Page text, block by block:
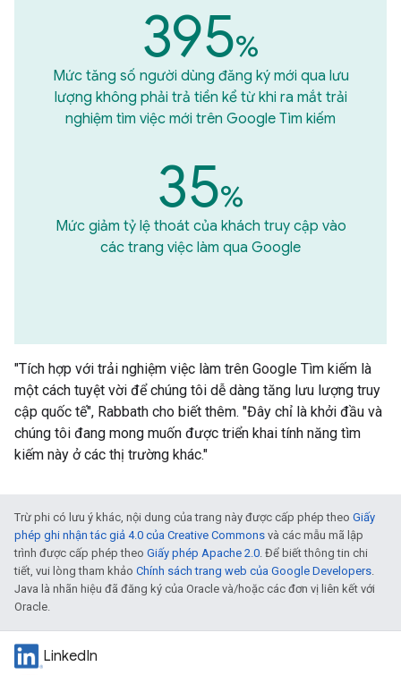
395%
Mức tăng số người dùng đăng ký mới qua lưu
lượng không phải trả tiền kể từ khi ra mắt trải
nghiệm tìm việc mới trên Google Tìm kiếm
35%
Mức giảm tỷ lệ thoát của khách truy cập vào
các trang việc làm qua Google
"Tích hợp với trải nghiệm việc làm trên Google Tìm kiếm là
một cách tuyệt vời để chúng tôi dễ dàng tăng lưu lượng truy
cập quốc tế", Rabbath cho biết thêm. "Đây chỉ là khởi đầu và
chúng tôi đang mong muốn được triển khai tính năng tìm
kiếm này ở các thị trường khác."
Trừ phi có lưu ý khác, nội dung của trang này được cấp phép theo Giấy
phép ghi nhận tác giả 4.0 của Creative Commons và các mẫu mã lập
trình được cấp phép theo Giấy phép Apache 2.0. Để biết thông tin chi
tiết, vui lòng tham khảo Chính sách trang web của Google Developers.
Java là nhãn hiệu đã đăng ký của Oracle và/hoặc các đơn vị liên kết với
Oracle.
LinkedIn